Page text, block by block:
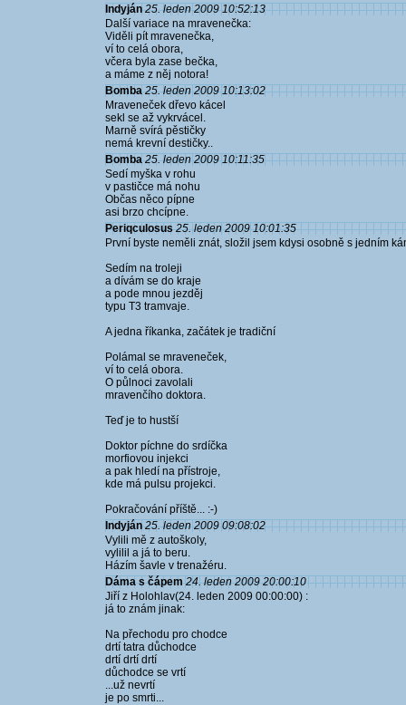
Indyján 25. leden 2009 10:52:13
Další variace na mravenečka:
Viděli pít mravenečka,
ví to celá obora,
včera byla zase bečka,
a máme z něj notora!
Bomba 25. leden 2009 10:13:02
Mraveneček dřevo kácel
sekl se až vykrvácel.
Marně svírá pěstičky
nemá krevní destičky..
Bomba 25. leden 2009 10:11:35
Sedí myška v rohu
v pastičce má nohu
Občas něco pípne
asi brzo chcípne.
Periqculosus 25. leden 2009 10:01:35
První byste neměli znát, složil jsem kdysi osobně s jedním
Sedím na troleji
a dívám se do kraje
a pode mnou jezděj
typu T3 tramvaje.
A jedna říkanka, začátek je tradiční
Polámal se mraveneček,
ví to celá obora.
O půlnoci zavolali
mravenčího doktora.
Teď je to hustší
Doktor píchne do srdíčka
morfiovou injekci
a pak hledí na přístroje,
kde má pulsu projekci.
Pokračování příště... :-)
Indyján 25. leden 2009 09:08:02
Vylili mě z autoškoly,
vylilil a já to beru.
Házím šavle v trenažéru.
Dáma s čápem 24. leden 2009 20:00:10
Jiří z Holohlav(24. leden 2009 00:00:00) :
já to znám jinak:
Na přechodu pro chodce
drtí tatra důchodce
drtí drtí drtí
důchodce se vrtí
...už nevrtí
je po smrti...